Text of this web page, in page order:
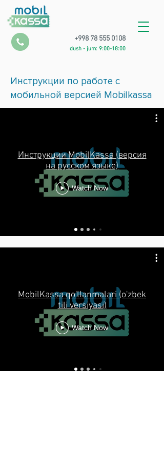
+998 78 555 0108
dush - jum: 9:00-18:00
Инструкции по работе с
мобильной версией Mobilkassa
Инструкции MobilKassa (версия
на русском языке)
Watch Now
MobilKassa qo'llanmalari (o'zbek
tili versiyasi)
Watch Now